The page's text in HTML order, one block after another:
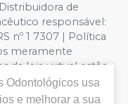
de
responsável:
nº 1 7307 | Política
meramente
da loja virtual estão
de preços
de Compra. Não
Odontológicos usa
e melhorar a sua